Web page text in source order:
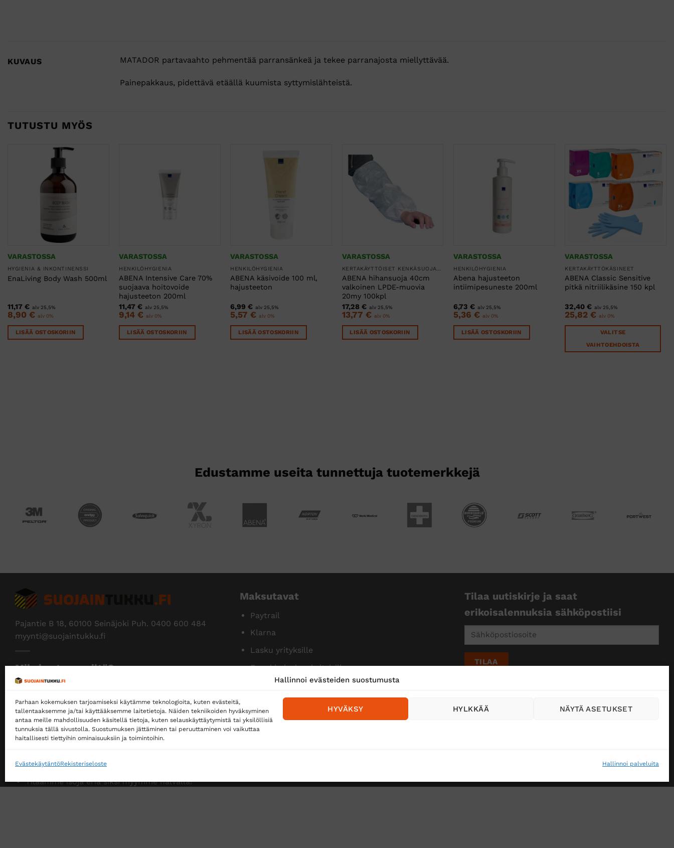
Hallinnoi evästeiden suostumusta
Parhaan kokemuksen tarjoamiseksi käytämme teknologioita, kuten evästeitä,
tallentaaksemme ja/tai käyttääksemme laitetietoja. Näiden tekniikoiden hyväksyminen
antaa meille mahdollisuuden käsitellä tietoja, kuten selauskäyttäytymistä tai yksilöllisiä
tunnuksia tällä sivustolla. Suostumuksen jättäminen tai peruuttaminen voi vaikuttaa
haitallisesti tiettyihin ominaisuuksiin ja toimintoihin.
Hallinnoi palveluita
HYVÄKSY HYLKKÄÄ NÄYTÄ ASETUKSET
EvästekäytäntöRekisteriseloste
KUVAUS MATADOR partavaahto pehmentää parransänkeä ja tekee parranajosta miellyttävää.
Painepakkaus, pidettävä etäällä kuumista syttymislähteistä.
TUTUSTU MYÖS
VARASTOSSA
HYGIENIA & INKONTINENSSI
EnaLiving Body Wash 500ml
11,17 € alv 25,5%
8,90 € alv 0%
LISÄÄ OSTOSKORIIN
VARASTOSSA
HENKILÖHYGIENIA
ABENA Intensive Care 70%
suojaava hoitovoide
hajusteeton 200ml
11,47€ alv 25,5%
9,14€ alv 0%
LISÄÄ OSTOSKORIIN
VARASTOSSA
HENKILÖHYGIENIA
ABENA käsivoide 100 ml,
hajusteeton
6,99€ alv 25,5%
5,57€ alv 0%
LISÄÄ OSTOSKORIIN
VARASTOSSA
KERTAKÄYTTÖISET KENKÄSUOJAT JA HIHASUOJAT
ABENA hihansuoja 40cm
valkoinen LPDE-muovia
20my 100kpl
17,28 € alv 25,5%
13,77 € alv 0%
LISÄÄ OSTOSKORIIN
VARASTOSSA
HENKILÖHYGIENIA
Abena hajusteeton
intiimipesuneste 200ml
6,73€ alv 25,5%
5,36€ alv 0%
LISÄÄ OSTOSKORIIN
VARASTOSSA
KERTAKÄYTTÖKÄSINEET
ABENA Classic Sensitive
pitkä nitriilikäsine 150 kpl
32,40€ alv 25,5%
25,82€ alv 0%
VALITSE
VAIHTOEHDOISTA
Edustamme useita tunnettuja tuotemerkkejä
Pajantie B 18, 60100 Seinäjoki Puh. 0400 600 484
myynti@suojaintukku.fi
Miksi ostaa meiltä?
Ostaminen ei edellytä rekisteröitymistä
Ilmainen toimitus noutopisteeseen yli 200 €
tilauksille!
tilauksille!
Tilaamme isoja eriä siksi myymme halvalla!
Maksutavat
Paytrail
Klarna
Lasku yrityksille
Ennakkolasku yksityisille
Tilaa uutiskirje ja saat
erikoisalennuksia sähköpostiisi